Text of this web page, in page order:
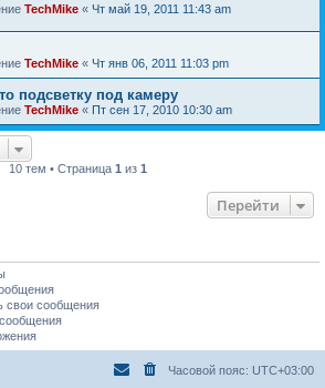
TechMike « Чт май 19, 2011 11:43 am
TechMike « Чт янв 06, 2011 11:03 pm
подсветку под камеру
TechMike « Пт сен 17, 2010 10:30 am
10 тем • Страница 1 из 1
Перейти
свои сообщения
Часовой пояс: UTC+03:00